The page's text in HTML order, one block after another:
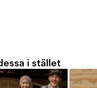
i stället